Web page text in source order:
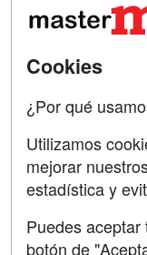
Contactar
Aviso legal
Copyleft
Cookies
¿Por qué
Utilizamos
mejorar
estadística y
Puedes
botón de